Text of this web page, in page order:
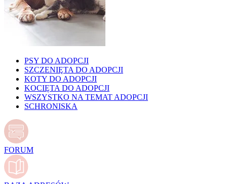
PSY DO ADOPCJI
SZCZENIĘTA DO ADOPCJI
KOTY DO ADOPCJI
KOCIĘTA DO ADOPCJI
WSZYSTKO NA TEMAT ADOPCJI
SCHRONISKA
FORUM